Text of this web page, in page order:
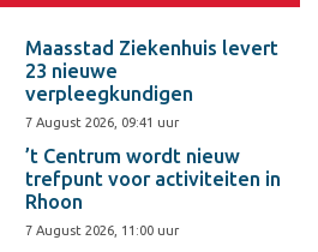
Maasstad Ziekenhuis levert
23 nieuwe
verpleegkundigen
7 August 2026, 09:41 uur
’t Centrum wordt nieuw
trefpunt voor activiteiten in
Rhoon
7 August 2026, 11:00 uur